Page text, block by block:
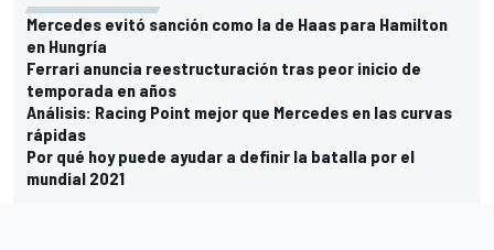
Mercedes evitó sanción como la de Haas para Hamilton
en Hungría
Ferrari anuncia reestructuración tras peor inicio de
temporada en años
Análisis: Racing Point mejor que Mercedes en las curvas
rápidas
Por qué hoy puede ayudar a definir la batalla por el
mundial 2021